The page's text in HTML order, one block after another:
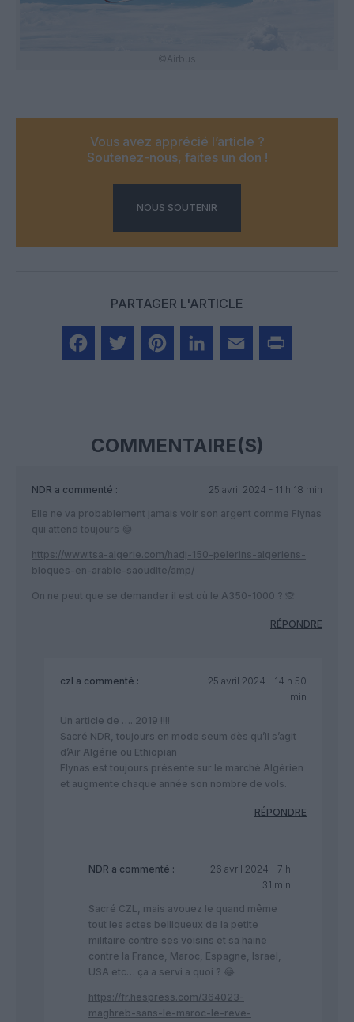
©Airbus
Vous avez apprécié l’article ?
Soutenez-nous, faites un don !
NOUS SOUTENIR
PARTAGER L'ARTICLE
COMMENTAIRE(S)
NDR a commenté :
25 avril 2024 - 11 h 18 min
Elle ne va probablement jamais voir son argent comme Flynas
qui attend toujours 😂
https://www.tsa-algerie.com/hadj-150-pelerins-algeriens-
bloques-en-arabie-saoudite/amp/
On ne peut que se demander il est où le A350-1000 ? 🙊
RÉPONDRE
czl a commenté :
25 avril 2024 - 14 h 50
min
Un article de …. 2019 !!!!
Sacré NDR, toujours en mode seum dès qu’il s’agit
d’Air Algérie ou Ethiopian
Flynas est toujours présente sur le marché Algérien
et augmente chaque année son nombre de vols.
RÉPONDRE
NDR a commenté :
26 avril 2024 - 7 h
31 min
Sacré CZL, mais avouez le quand même
tout les actes belliqueux de la petite
militaire contre ses voisins et sa haine
contre la France, Maroc, Espagne, Israel,
USA etc… ça a servi a quoi ? 😂
https://fr.hespress.com/364023-
maghreb-sans-le-maroc-le-reve-